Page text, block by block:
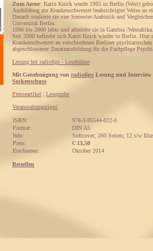
Zum Autor: Karin Knick wurde 1965 in Berlin (West)
Ausbildung zur Krankenschwester beabsichtigter Weise an
Danach studierte sie vier Semester Arabistik und
Universität Berlin.
1990 bis 2000 lebte und arbeitete sie in Gambia /Westafrika.
Seit 2000 befindet sich Karin Knick wieder in Berlin. Hier
Krankenschwester an verschiedenen Berliner
abgeschlossener Zusatzausbildung für die Fachpflege
Lesung bei radiofips - Lesebühne
Mit Genehmigung von radiofips Lesung und Interview
Sockenschuss
Presseartikel | Leseprobe
Veranstaltungstipps
ISBN:
978-3-95544-022-0
Format:
DIN A5
Info:
Softcover; 260 Seiten; 12 s/w
Preis:
€ 13,50
Erschienen:
Oktober 2014
Bestellen